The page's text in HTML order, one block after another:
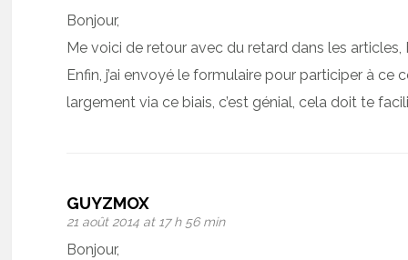
Bonjour,
Me voici de retour avec du retard dans les articles,
Enfin, j’ai envoyé le formulaire pour participer à ce
largement via ce biais, c’est génial, cela doit te
GUYZMOX
21 août 2014 at 17 h 56 min
Bonjour,